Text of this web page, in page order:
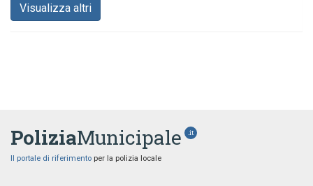
Visualizza altri
PoliziaMunicipale .it
Il portale di riferimento per la polizia locale